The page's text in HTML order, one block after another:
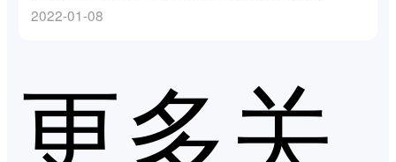
2022-01-08
更多关